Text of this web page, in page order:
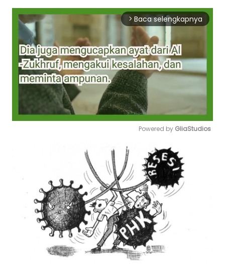
arrow_forward_ios Baca selengkapnya
Powered by GliaStudios